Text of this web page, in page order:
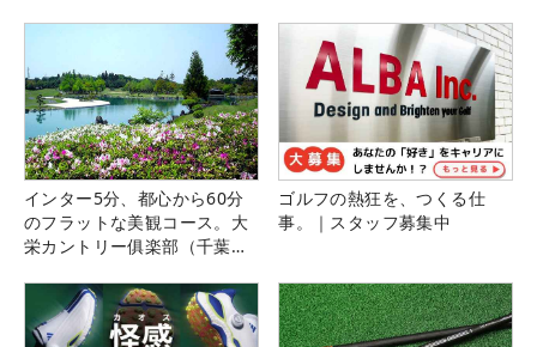
インター5分、都心から60分
のフラットな美観コース。大
栄カントリー俱楽部（千葉
ゴルフの熱狂を、つくる仕
事。｜スタッフ募集中